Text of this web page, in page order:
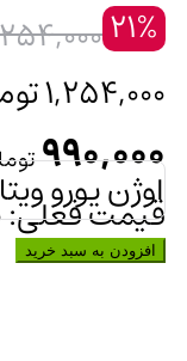
21%
1,254,000 تومان بود.
990,000
قیمت فعلی: 990,000 تومان.
اوژن یورو
افزودن به سبد خرید